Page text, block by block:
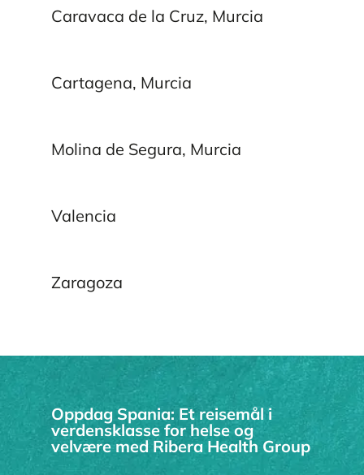
Caravaca de la Cruz, Murcia
Cartagena, Murcia
Molina de Segura, Murcia
Valencia
Zaragoza
Oppdag Spania: Et reisemål i
verdensklasse for helse og
velvære med Ribera Health Group